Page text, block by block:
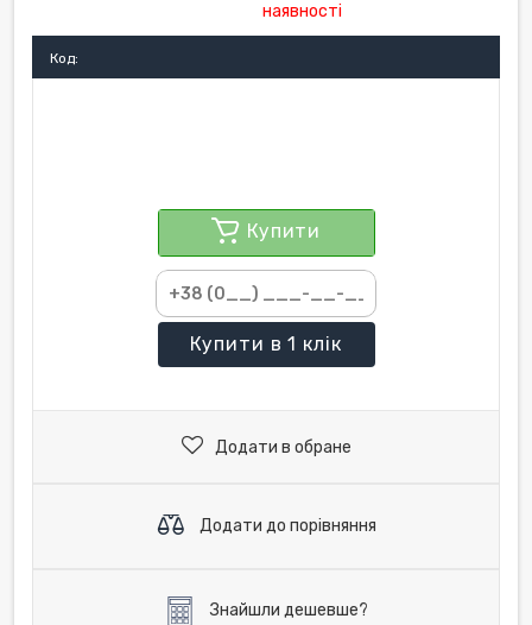
наявності
Код:
Купити
Купити в 1 клік
Додати в обране
Додати до порівняння
Знайшли дешевше?